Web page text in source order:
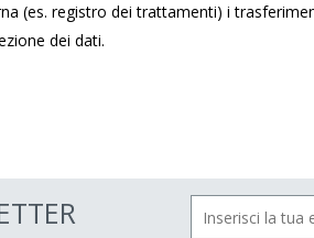
(es. registro dei trattamenti) i
dei dati.